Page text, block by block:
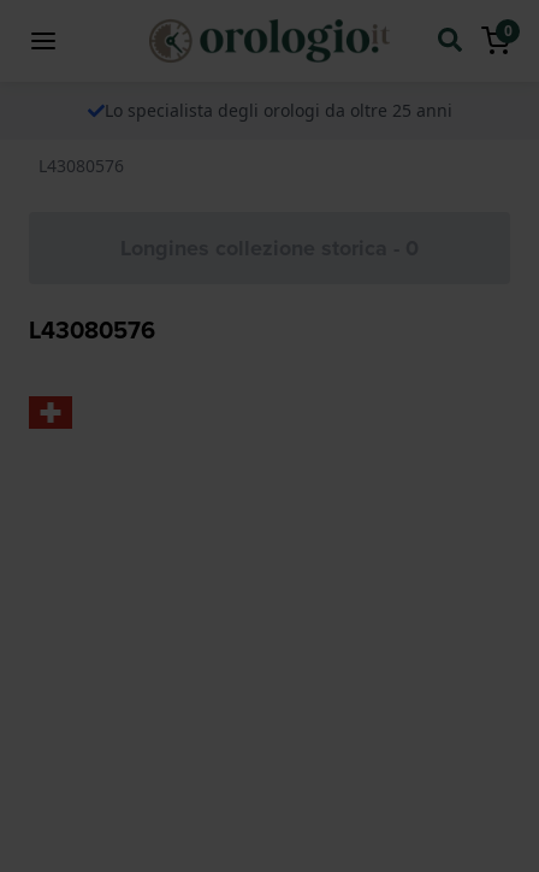
0
Lo specialista degli orologi da oltre 25 anni
L43080576
L43080576